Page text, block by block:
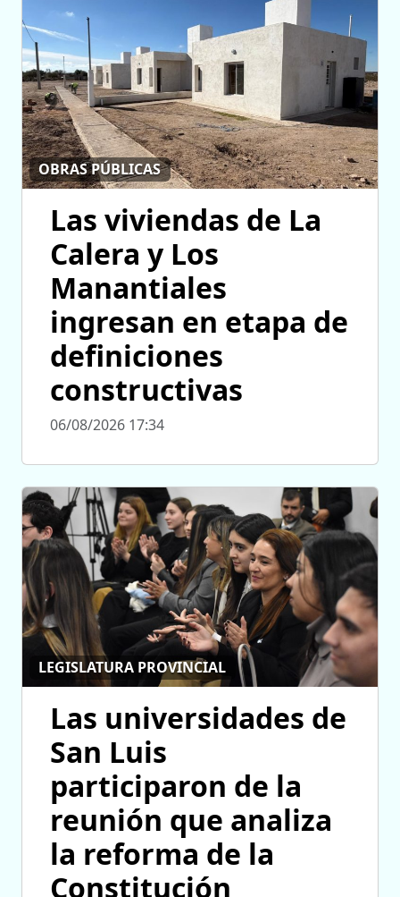
OBRAS PÚBLICAS
Las viviendas de La
Calera y Los
Manantiales
ingresan en etapa de
definiciones
constructivas
06/08/2026 17:34
LEGISLATURA PROVINCIAL
Las universidades de
San Luis
participaron de la
reunión que analiza
la reforma de la
Constitución